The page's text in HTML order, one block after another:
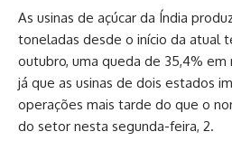
As usinas de açúcar da Índia
toneladas desde o início da atual
outubro, uma queda de 35,4% em
já que as usinas de dois estados
operações mais tarde do que o
do setor nesta segunda-feira, 2.